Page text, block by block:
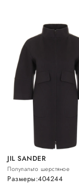
JIL SANDER
Полупальто шерстяное
Размеры:404244